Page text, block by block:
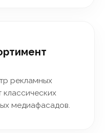
рекламных
классических
медиафасадов.